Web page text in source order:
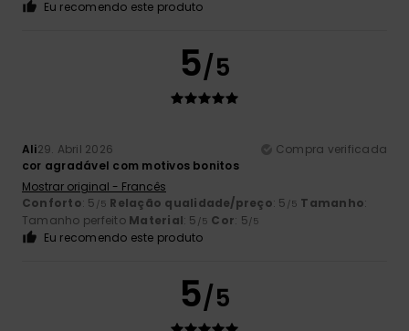
Eu recomendo este produto
5/5
Ali29. Abril 2026
Compra verificada
cor agradável com motivos bonitos
Mostrar original - Francês
Conforto: 5 /5 Relação qualidade/preço: 5 /5 Tamanho:
Tamanho perfeito Material: 5 /5 Cor: 5/5
Eu recomendo este produto
5/5